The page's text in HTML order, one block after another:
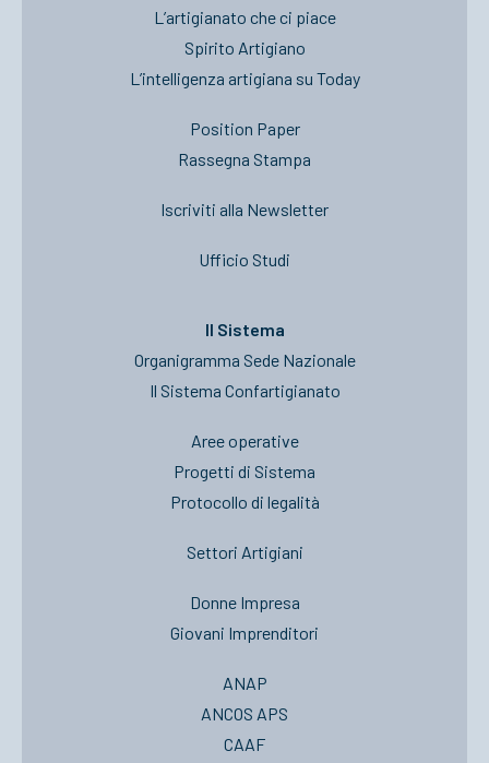
L’artigianato che ci piace
Spirito Artigiano
L’intelligenza artigiana su Today
Position Paper
Rassegna Stampa
Iscriviti alla Newsletter
Ufficio Studi
Il Sistema
Organigramma Sede Nazionale
Il Sistema Confartigianato
Aree operative
Progetti di Sistema
Protocollo di legalità
Settori Artigiani
Donne Impresa
Giovani Imprenditori
ANAP
ANCOS APS
CAAF